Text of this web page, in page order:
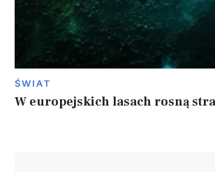
ŚWIAT
W europejskich lasach rosną